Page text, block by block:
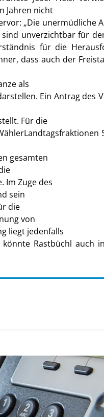
Jahren nicht
„Die unermüdliche
unverzichtbar für
für die
dass auch der
als
Ein Antrag des
Für die
gesamten
Im Zuge des
sein
die
von
liegt jedenfalls
Rastbüchl auch